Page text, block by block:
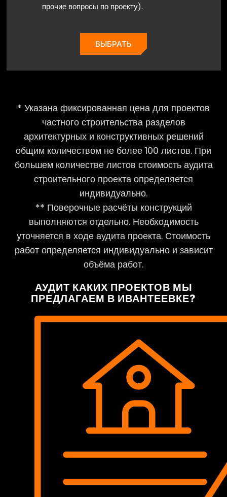
прочие вопросы по проекту).
ВЫБРАТЬ
* Указана фиксированная цена для проектов
частного строительства разделов
архитектурных и конструктивных решений
общим количеством не более 100 листов. При
большем количестве листов стоимость аудита
строительного проекта определяется
индивидуально.
** Поверочные расчёты конструкций
выполняются отдельно. Необходимость
уточняется в ходе аудита проекта. Стоимость
работ определяется индивидуально и зависит
объёма работ.
АУДИТ КАКИХ ПРОЕКТОВ МЫ
ПРЕДЛАГАЕМ В ИВАНТЕЕВКЕ?